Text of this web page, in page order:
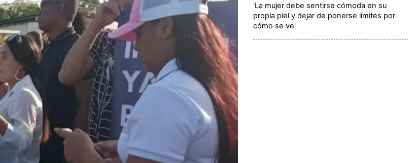
'La mujer debe sentirse cómoda en su
propia piel y dejar de ponerse límites por
cómo se ve'